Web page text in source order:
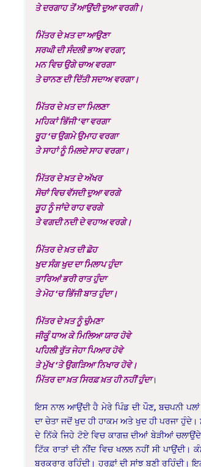
ਤੇ ਦਰਗਾਹ ਤੋਂ ਆਉਂਦੀ ਦੁਆ ਵਰਗੀ।
ਮਿੱਤਰ ਦੇ ਖ਼ਤ ਦਾ ਆਉਣਾ
ਸਰਘੀ ਦੀ ਸੰਦਲੀ ਭਾਅ ਵਰਗਾ,
ਮਨ ਵਿਚ ਉਗੇ ਚਾਅ ਵਰਗਾ
ਤੇ ਚਾਨਣ ਦੀ ਦਿੱਤੀ ਸਦਾਅ ਵਰਗਾ।
ਮਿੱਤਰ ਦੇ ਖ਼ਤ ਦਾ ਮਿਲਣਾ
ਮਹਿਕਾਂ ਭਿੱਜੀ ‘ਵਾ ਵਰਗਾ
ਰੂਹ ‘ਚ ਉਗਮੇ ਉਮਾਹ ਵਰਗਾ
ਤੇ ਸਾਹਾਂ ਨੂੰ ਮਿਲਦੇ ਸਾਹ ਵਰਗਾ।
ਮਿੱਤਰ ਦੇ ਖ਼ਤ ਦੇ ਅੱਖਰ
ਸੋਚਾਂ ਵਿਚ ਵੱਸਦੀ ਦੁਆ ਵਰਗੇ
ਰੂਹ ਨੂੰ ਜਾਂਦੇ ਰਾਹ ਵਰਗੇ
ਤੇ ਵਗਦੀ ਨਦੀ ਦੇ ਵਹਾਅ ਵਰਗੇ।
ਮਿੱਤਰ ਦੇ ਖ਼ਤ ਦੀ ਛੋਹ
ਖੁਦ ਸੰਗ ਖੁਦ ਦਾ ਮਿਲਾਪ ਹੁੰਦਾ
ਤਾਰਿਆਂ ਭਰੀ ਰਾਤ ਹੁੰਦਾ
ਤੇ ਮੋਹ ‘ਚ ਭਿੱਜੀ ਬਾਤ ਹੁੰਦਾ।
ਮਿੱਤਰ ਦੇ ਖ਼ਤ ਨੂੰ ਚੁੰਮਣਾ
ਜੀਕੂੰ ਧਾਅ ਕੇ ਮਿਲਿਆ ਯਾਰ ਹੋਵੇ
ਪਹਿਲੀ ਰੁੱਤ ਜੇਹਾ ਪਿਆਰ ਹੋਵੇ
ਤੇ ਮੁੱਖ ‘ਤੇ ਉਗੜਿਆ ਨਿਖਾਰ ਹੋਵੇ।
ਮਿੱਤਰ ਦਾ ਖ਼ਤ ਸਿਰਫ਼ ਖ਼ਤ ਹੀ ਨਹੀਂ ਹੁੰਦਾ।
ਇਸ ਨਾਲ ਆਉਂਦੀ ਹੈ ਮੇਰੇ ਪਿੰਡ ਦੀ ਪੌਣ, ਬਚਪਨੀ ਪਲਾਂ
ਦਾ ਚੇਤਾ ਜਦੋਂ ਖੁਦ ਹੀ ਹਾਕਮ ਅਤੇ ਖੁਦ ਹੀ ਪਰਜਾ
ਦੇ ਨਿੱਕੇ ਜਿਹੇ ਟੋਏ ਵਿਚ ਕਾਗਜ਼ ਦੀਆਂ ਬੇੜੀਆਂ
ਟਿੱਕ ਰਾਤਾਂ ਦੀ ਨੀਂਦ ਵਿਚ ਖਲਲ ਨਹੀਂ ਸੀ
ਬਰਕਰਾਰ ਰਹਿੰਦੀ। ਹਰਫ਼ਾਂ ਦੀ ਸਾਂਝ ਬਣੀ